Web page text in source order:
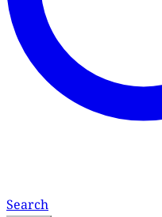
Search